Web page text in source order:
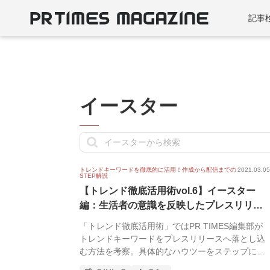
記事
イースター
トレンドキーワードを徹底的に活用！作成から配信までの
STEP解説
2021.03.05
【トレンド徹底活用術vol.6】イースター
編：生活者の意識を反映したプレスリリー
ス...
「トレンド徹底活用術」ではPR TIMES編集部が
トレンドキーワードをプレスリリースへ落とし込
む方法を考察。具体的なハウツーをステップに分